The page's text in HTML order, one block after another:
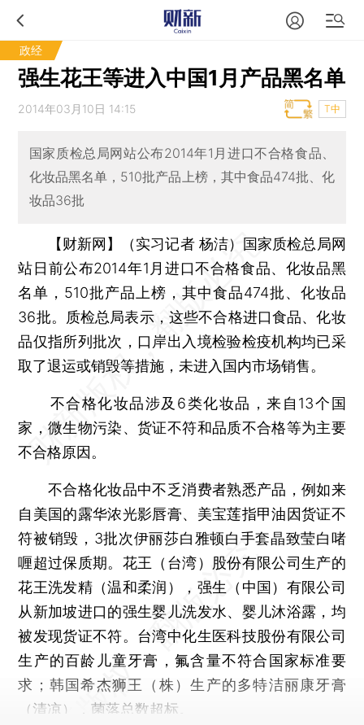
政经
强生花王等进入中国1月产品黑名单
2014年03月10日 14:15 T中
国家质检总局网站公布2014年1月进口不合格食品、
化妆品黑名单，510批产品上榜，其中食品474批、化
妆品36批
【财新网】（实习记者 杨洁） 国家质检总局网
站日前公布2014年1月进口不合格食品、化妆品黑
名单，510批产品上榜，其中食品474批、化妆品
36批。质检总局表示，这些不合格进口食品、化妆
品仅指所列批次，口岸出入境检验检疫机构均已采
取了退运或销毁等措施，未进入国内市场销售。
不合格化妆品涉及6类化妆品，来自13个国
家，微生物污染、货证不符和品质不合格等为主要
不合格原因。
不合格化妆品中不乏消费者熟悉产品，例如来
自美国的露华浓光影唇膏、美宝莲指甲油因货证不
符被销毁，3批次伊丽莎白雅顿白手套晶致莹白啫
喱超过保质期。花王（台湾）股份有限公司生产的
花王洗发精（温和柔润），强生（中国）有限公司
从新加坡进口的强生婴儿洗发水、婴儿沐浴露，均
被发现货证不符。台湾中化生医科技股份有限公司
生产的百龄儿童牙膏，氟含量不符合国家标准要
求；韩国希杰狮王（株）生产的多特洁丽康牙膏
（清凉），菌落总数超标。